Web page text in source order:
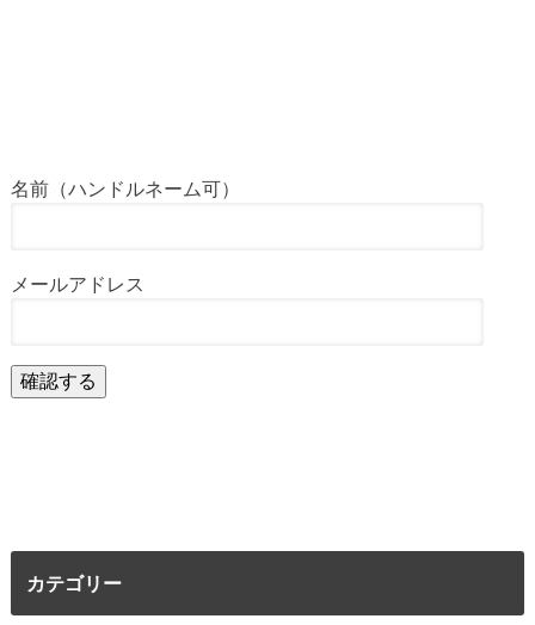
名前（ハンドルネーム可）
メールアドレス
カテゴリー